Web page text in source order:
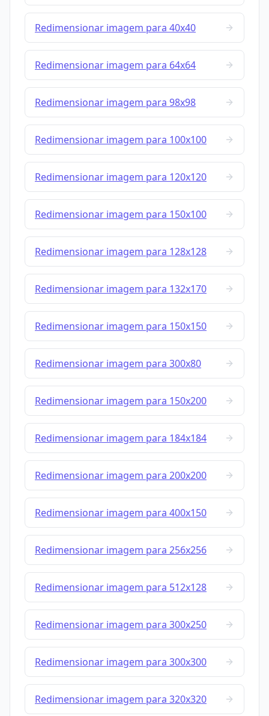
Redimensionar imagem para 40x40
Redimensionar imagem para 64x64
Redimensionar imagem para 98x98
Redimensionar imagem para 100x100
Redimensionar imagem para 120x120
Redimensionar imagem para 150x100
Redimensionar imagem para 128x128
Redimensionar imagem para 132x170
Redimensionar imagem para 150x150
Redimensionar imagem para 300x80
Redimensionar imagem para 150x200
Redimensionar imagem para 184x184
Redimensionar imagem para 200x200
Redimensionar imagem para 400x150
Redimensionar imagem para 256x256
Redimensionar imagem para 512x128
Redimensionar imagem para 300x250
Redimensionar imagem para 300x300
Redimensionar imagem para 320x320